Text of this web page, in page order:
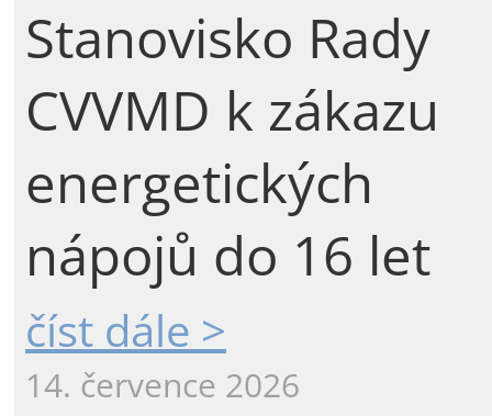
Stanovisko Rady
CVVMD k zákazu
energetických
nápojů do 16 let
číst dále >
14. července 2026